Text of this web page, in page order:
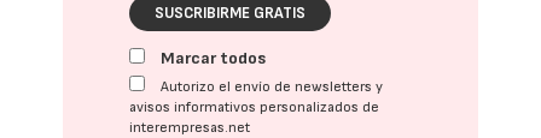
SUSCRIBIRME GRATIS
Marcar todos
Autorizo el envío de newsletters y
avisos informativos personalizados de
interempresas.net